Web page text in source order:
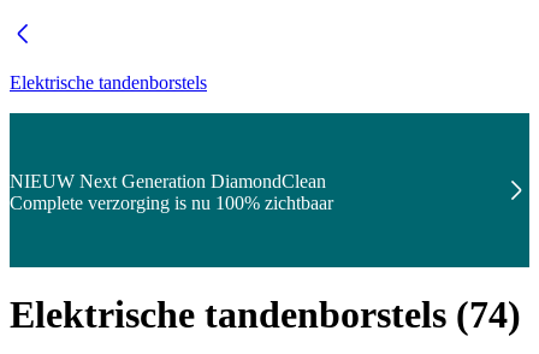
Elektrische tandenborstels
NIEUW Next Generation DiamondClean
Complete verzorging is nu 100% zichtbaar
Elektrische tandenborstels (74)